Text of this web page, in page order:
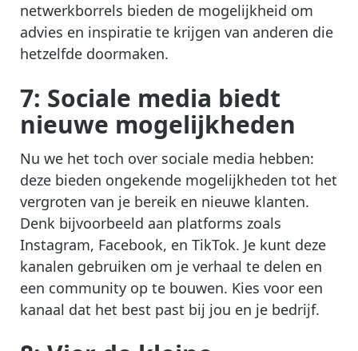
netwerkborrels bieden de mogelijkheid om
advies en inspiratie te krijgen van anderen die
hetzelfde doormaken.
7: Sociale media biedt
nieuwe mogelijkheden
Nu we het toch over sociale media hebben:
deze bieden ongekende mogelijkheden tot het
vergroten van je bereik en nieuwe klanten.
Denk bijvoorbeeld aan platforms zoals
Instagram, Facebook, en TikTok. Je kunt deze
kanalen gebruiken om je verhaal te delen en
een community op te bouwen. Kies voor een
kanaal dat het best past bij jou en je bedrijf.